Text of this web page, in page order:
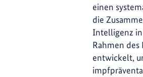
einen
die
Intelligenz
Rahmen
entwickelt,